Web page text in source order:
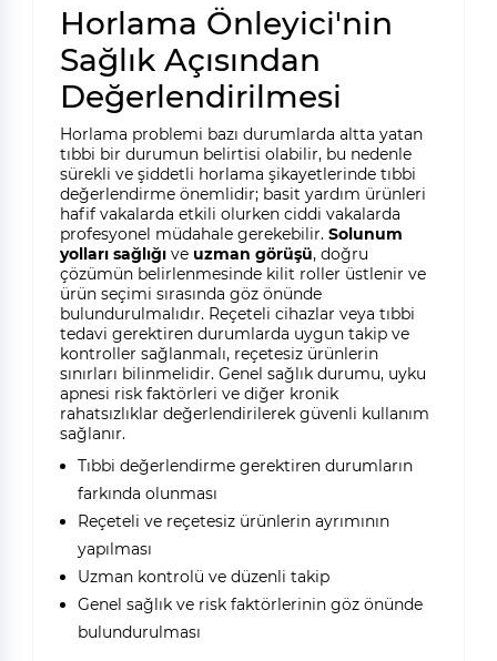
Horlama Önleyici'nin
Sağlık Açısından
Değerlendirilmesi
Horlama problemi bazı durumlarda altta yatan
tıbbi bir durumun belirtisi olabilir, bu nedenle
sürekli ve şiddetli horlama şikayetlerinde tıbbi
değerlendirme önemlidir; basit yardım ürünleri
hafif vakalarda etkili olurken ciddi vakalarda
profesyonel müdahale gerekebilir. Solunum
yolları sağlığıve uzman görüşü, doğru
çözümün belirlenmesinde kilit roller üstlenir ve
ürün seçimi sırasında göz önünde
bulundurulmalıdır. Reçeteli cihazlar veya tıbbi
tedavi gerektiren durumlarda uygun takip ve
kontroller sağlanmalı, reçetesiz ürünlerin
sınırları bilinmelidir. Genel sağlık durumu, uyku
apnesi risk faktörleri ve diğer kronik
rahatsızlıklar değerlendirilerek güvenli kullanım
sağlanır.
Tıbbi değerlendirme gerektiren durumların
farkında olunması
Reçeteli ve reçetesiz ürünlerin ayrımının
yapılması
Uzman kontrolü ve düzenli takip
Genel sağlık ve risk faktörlerinin göz önünde
bulundurulması